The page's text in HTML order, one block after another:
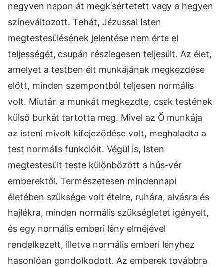
negyven napon át megkísértetett vagy a hegyen
színeváltozott. Tehát, Jézussal Isten
megtestesülésének jelentése nem érte el
teljességét, csupán részlegesen teljesült. Az élet,
amelyet a testben élt munkájának megkezdése
előtt, minden szempontból teljesen normális
volt. Miután a munkát megkezdte, csak testének
külső burkát tartotta meg. Mivel az Ő munkája
az isteni mivolt kifejeződése volt, meghaladta a
test normális funkcióit. Végül is, Isten
megtestesült teste különbözött a hús-vér
emberektől. Természetesen mindennapi
életében szüksége volt ételre, ruhára, alvásra és
hajlékra, minden normális szükségletet igényelt,
és egy normális emberi lény elméjével
rendelkezett, illetve normális emberi lényhez
hasonlóan gondolkodott. Az emberek továbbra